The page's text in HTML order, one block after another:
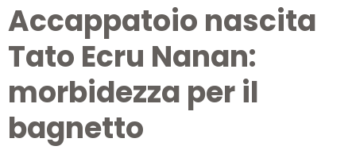
Accappatoio nascita
Tato Ecru Nanan:
morbidezza per il
bagnetto